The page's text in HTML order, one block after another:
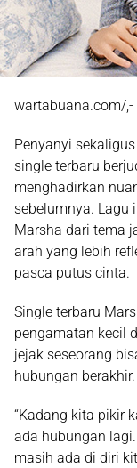
wartabuana.com/,-
Penyanyi
single terbaru
menghadirkan
sebelumnya. Lagu
Marsha dari tema
arah yang lebih
pasca putus cinta.
Single terbaru
pengamatan kecil
jejak seseorang
hubungan berakhir.
“Kadang kita pikir
ada hubungan
masih ada di diri